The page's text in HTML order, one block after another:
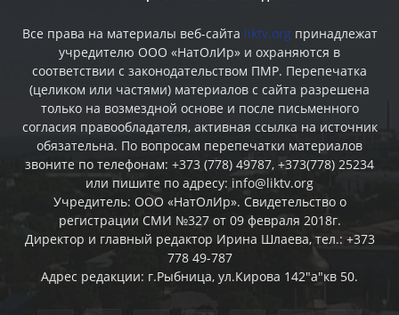
Все права на материалы веб-сайта liktv.org принадлежат
учредителю ООО «НатОлИр» и охраняются в
соответствии с законодательством ПМР. Перепечатка
(целиком или частями) материалов c сайта разрешена
только на возмездной основе и после письменного
согласия правообладателя, активная ссылка на источник
обязательна. По вопросам перепечатки материалов
звоните по телефонам: +373 (778) 49787, +373(778) 25234
или пишите по адресу: info@liktv.org
Учредитель: ООО «НатОлИр». Свидетельство о
регистрации СМИ №327 от 09 февраля 2018г.
Директор и главный редактор Ирина Шлаева, тел.: +373
778 49-787
Адрес редакции: г.Рыбница, ул.Кирова 142"а"кв 50.